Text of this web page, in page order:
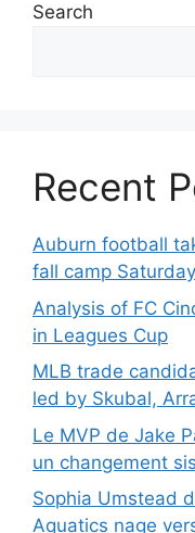
Search
Recent
Auburn football
fall camp
Analysis of FC
in Leagues Cup
MLB trade
led by Skubal,
Le MVP de Jake
un changement
Sophia Umstead
Aquatics nage